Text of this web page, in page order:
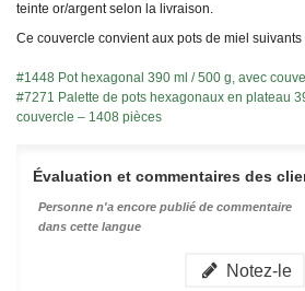
teinte or/argent selon la livraison.
Ce couvercle convient aux pots de miel suivants
#1448 Pot hexagonal 390 ml / 500 g, avec
#7271 Palette de pots hexagonaux en plateau
couvercle – 1408 pièces
Évaluation et commentaires des
Personne n'a encore publié de commentaire
dans cette langue
Notez-le